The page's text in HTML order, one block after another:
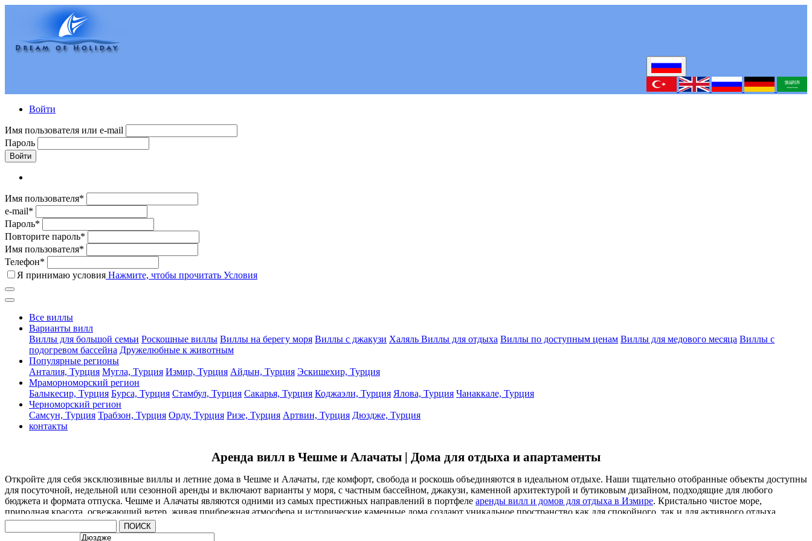
Войти
Имя пользователя или e-mail
Пароль
Войти
Имя пользователя*
e-mail*
Пароль*
Повторите пароль*
Имя пользователя*
Телефон*
Я принимаю условия Нажмите, чтобы прочитать Условия
Все виллы
Варианты вилл
Виллы для большой семьи Роскошные виллы Виллы на берегу моря Виллы с джакузи Халяль Виллы для отдыха Виллы по доступным ценам Виллы для медового месяца Виллы с
подогревом бассейна Дружелюбные к животным
Популярные регионы
Анталия, Турция Мугла, Турция Измир, Турция Айдын, Турция Эскишехир, Турция
Мраморноморский регион
Балыкесир, Турция Бурса, Турция Стамбул, Турция Сакарья, Турция Коджаэли, Турция Ялова, Турция Чанаккале, Турция
Черноморский регион
Самсун, Турция Трабзон, Турция Орду, Турция Ризе, Турция Артвин, Турция Дюздже, Турция
контакты
Аренда вилл в Чешме и Алачаты | Дома для отдыха и апартаменты
Откройте для себя эксклюзивные виллы и летние дома в Чешме и Алачаты, где комфорт, свобода и роскошь объединяются в идеальном отдыхе. Наши тщательно отобранные объекты доступны
для посуточной, недельной или сезонной аренды и включают варианты у моря, с частным бассейном, джакузи, каменной архитектурой и бутиковым дизайном, подходящие для любого
бюджета и формата отпуска. Чешме и Алачаты являются одними из самых престижных направлений в портфеле аренды вилл и домов для отдыха в Измире. Кристально чистое море,
природная красота, освежающий ветер, живая прибрежная атмосфера и исторические каменные дома создают уникальное пространство как для спокойного, так и для активного отдыха.
Виллы в этом регионе спроектированы так, чтобы превратить ваш отпуск в полностью индивидуальный опыт. Просторные планировки идеально подходят для больших семей, романтические
ПОИСК